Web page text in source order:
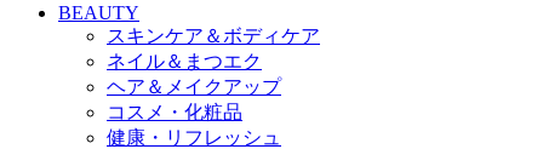
BEAUTY
スキンケア＆ボディケア
ネイル＆まつエク
ヘア＆メイクアップ
コスメ・化粧品
健康・リフレッシュ